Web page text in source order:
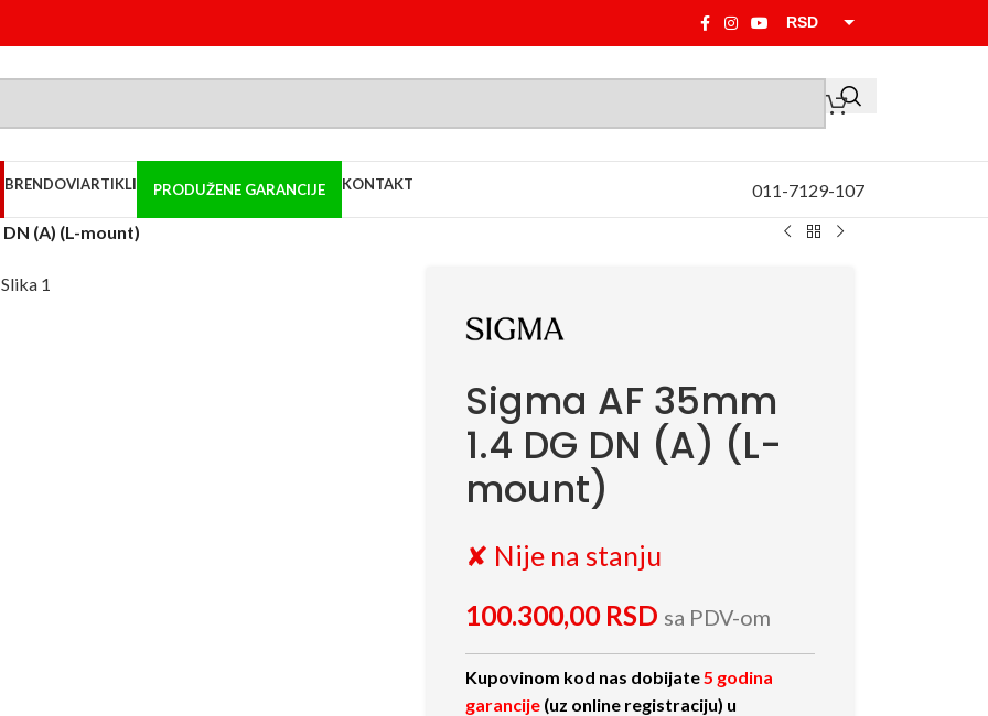
RSD
BRENDOVIARTIKLI PRODUŽENE GARANCIJE KONTAKT 011-7129-107
DN (A) (L-mount)
Sigma AF 35mm
1.4 DG DN (A) (L-
mount)
✘ Nije na stanju
100.300,00 RSD sa PDV-om
Kupovinom kod nas dobijate 5 godina
garancije(uz online registraciju) u